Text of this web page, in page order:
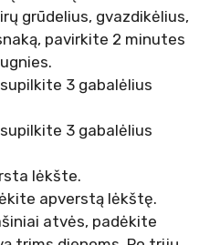
grūdelius, gvazdikėlius,
pavirkite 2 minutes
3 gabalėlius
3 gabalėlius
lėkšte.
apverstą lėkštę.
atvės, padėkite